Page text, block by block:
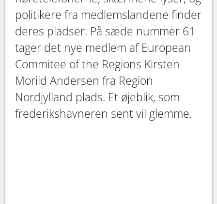
politikere fra medlemslandene finder
deres pladser. På sæde nummer 61
tager det nye medlem af European
Commitee of the Regions Kirsten
Morild Andersen fra Region
Nordjylland plads. Et øjeblik, som
frederikshavneren sent vil glemme.